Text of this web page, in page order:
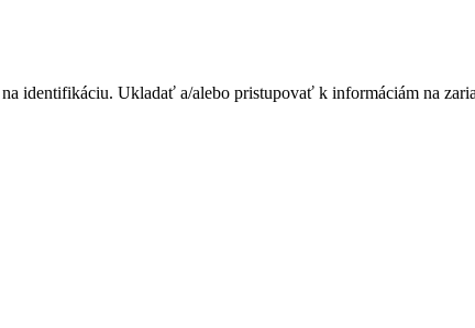
identifikáciu. Ukladať a/alebo pristupovať k informáciám na